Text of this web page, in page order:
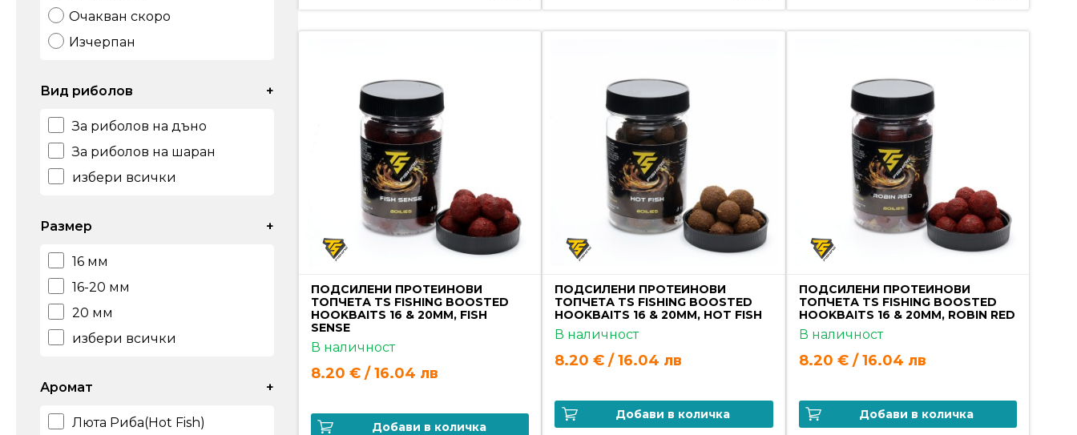
Очакван скоро
Изчерпан
Вид риболов +
За риболов на дъно
За риболов на шаран
избери всички
Размер +
16 мм
16-20 мм
20 мм
избери всички
Аромат +
Люта Риба(Hot Fish)
ПОДСИЛЕНИ ПРОТЕИНОВИ
ТОПЧЕТА TS FISHING BOOSTED
HOOKBAITS 16 & 20MM, FISH
SENSE
В наличност
8.20 € / 16.04 лв
Добави в количка
ПОДСИЛЕНИ ПРОТЕИНОВИ
ТОПЧЕТА TS FISHING BOOSTED
HOOKBAITS 16 & 20MM, HOT FISH
В наличност
8.20 € / 16.04 лв
Добави в количка
ПОДСИЛЕНИ ПРОТЕИНОВИ
ТОПЧЕТА TS FISHING BOOSTED
HOOKBAITS 16 & 20MM, ROBIN RED
В наличност
8.20 € / 16.04 лв
Добави в количка